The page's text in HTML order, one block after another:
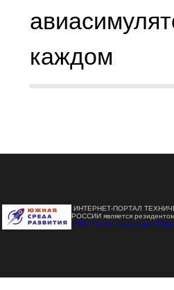
каждом
ИНТЕРНЕТ-ПОРТАЛ
РОССИИ является
АНО "Центр поддержки